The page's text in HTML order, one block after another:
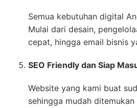
Semua kebutuhan digital
Mulai dari desain,
cepat, hingga email bisnis
SEO Friendly dan Siap
Website yang kami buat
sehingga mudah